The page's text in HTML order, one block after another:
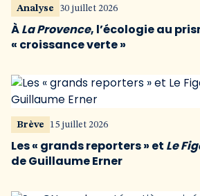
Analyse 30 juillet 2026
ÀLa Provence, l’écologie au
« croissance verte »
Brève 15 juillet 2026
Les « grands reporters » et Le
de Guillaume Erner